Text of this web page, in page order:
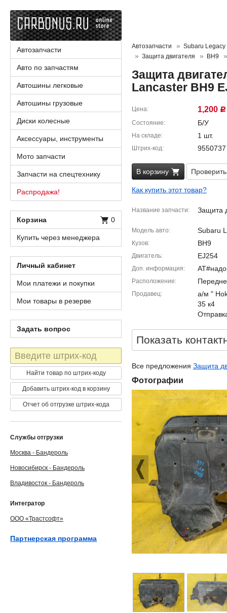
Автозапчасти
Subaru Legacy
Защита двигателя
BH9
Защита
Lancaster BH9
Цена 1,200 Р
Состояние Б/У
На складе 1 шт.
Штрих-код 9550737
В корзину
Как купить этот товар?
Название запчасти Защита
Модель авто Subaru
Кузов BH9
Двигатель EJ254
Доп. информация
Расположение
Продавец
а/м "
35 к4
Показать
Все предложения Защита
Фотографии
Автозапчасти
Авто по запчастям
Автошины легковые
Автошины грузовые
Диски колесные
Аксессуары, инструменты
Мото запчасти
Запчасти на спецтехнику
Распродажа!
Корзина 0
Купить через менеджера
Личный кабинет
Мои платежи и покупки
Мои товары в резерве
Задать вопрос
Штрих-
код
Найти товар по штрих-коду
Добавить штрих-код в корзину
Отчет об отгрузке штрих-кода
Службы отгрузки
Москва - Бандероль
Новосибирск - Бандероль
Владивосток - Бандероль
Интегратор
ООО «Трастсофт»
Партнерская программа